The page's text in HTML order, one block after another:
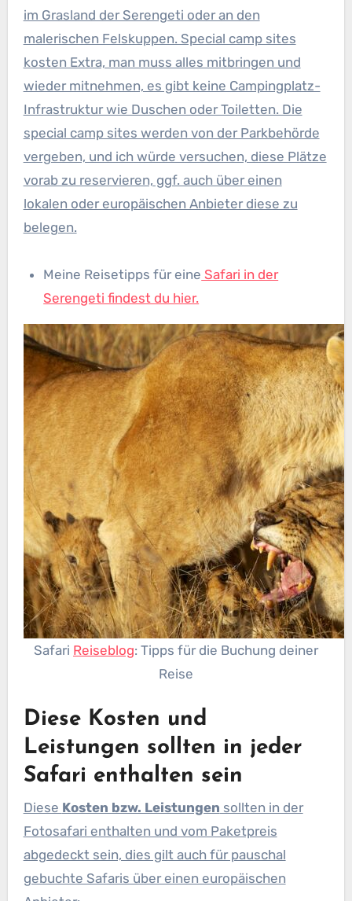
im Grasland der Serengeti oder an den
malerischen Felskuppen. Special camp sites
kosten Extra, man muss alles mitbringen und
wieder mitnehmen, es gibt keine Campingplatz-
Infrastruktur wie Duschen oder Toiletten. Die
special camp sites werden von der Parkbehörde
vergeben, und ich würde versuchen, diese Plätze
vorab zu reservieren, ggf. auch über einen
lokalen oder europäischen Anbieter diese zu
belegen.
Meine Reisetipps für eine Safari in der
Serengeti findest du hier.
Safari Reiseblog: Tipps für die Buchung deiner
Reise
Diese Kosten und
Leistungen sollten in jeder
Safari enthalten sein
Diese Kosten bzw. Leistungen sollten in der
Fotosafari enthalten und vom Paketpreis
abgedeckt sein, dies gilt auch für pauschal
gebuchte Safaris über einen europäischen